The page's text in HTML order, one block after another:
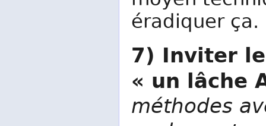
éradiquer ça.
7) Inviter
« un lâche
méthodes